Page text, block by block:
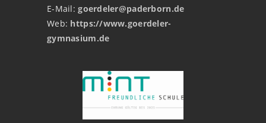
E-Mail:goerdeler@paderborn.de
Web: https://www.goerdeler-
gymnasium.de